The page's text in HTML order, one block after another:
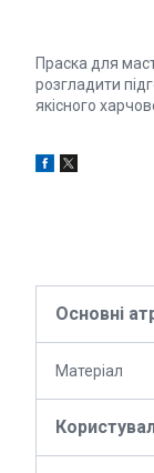
Праска для
розгладити
якісного
Основні
Матеріал